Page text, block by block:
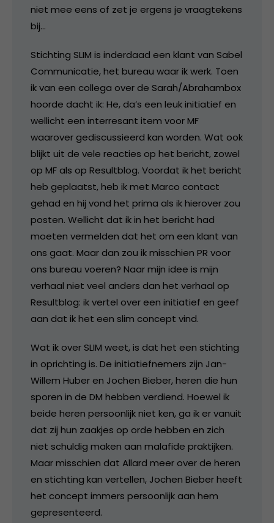
niet mee eens of zet je ergens je vraagtekens
bij…
Stichting SLIM is inderdaad een klant van Sabel
Communicatie, het bureau waar ik werk. Toen
ik van een collega over de Sarah/Abrahambox
hoorde dacht ik: He, da’s een leuk initiatief en
wellicht een interresant item voor MF
waarover gediscussieerd kan worden. Wat ook
blijkt uit de vele reacties op het bericht, zowel
op MF als op Resultblog. Voordat ik het bericht
heb geplaatst, heb ik met Marco contact
gehad en hij vond het prima als ik hierover zou
posten. Wellicht dat ik in het bericht had
moeten vermelden dat het om een klant van
ons gaat. Maar dan zou ik misschien PR voor
ons bureau voeren? Naar mijn idee is mijn
verhaal niet veel anders dan het verhaal op
Resultblog: ik vertel over een initiatief en geef
aan dat ik het een slim concept vind.
Wat ik over SLIM weet, is dat het een stichting
in oprichting is. De initiatiefnemers zijn Jan-
Willem Huber en Jochen Bieber, heren die hun
sporen in de DM hebben verdiend. Hoewel ik
beide heren persoonlijk niet ken, ga ik er vanuit
dat zij hun zaakjes op orde hebben en zich
niet schuldig maken aan malafide praktijken.
Maar misschien dat Allard meer over de heren
en stichting kan vertellen, Jochen Bieber heeft
het concept immers persoonlijk aan hem
gepresenteerd.